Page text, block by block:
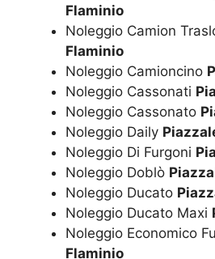
Flaminio
Noleggio Camion
Flaminio
Noleggio Camioncino
Noleggio Cassonati
Noleggio Cassonato
Noleggio Daily
Noleggio Di Furgoni
Noleggio Doblò
Noleggio Ducato
Noleggio Ducato Maxi
Noleggio Economico
Flaminio